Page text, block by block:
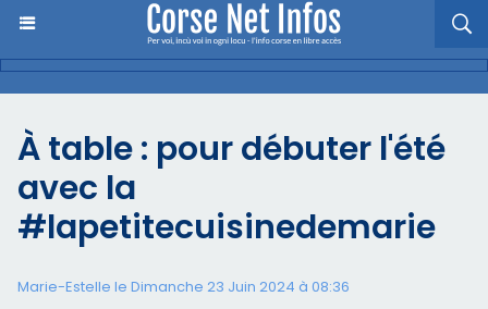
À table : pour débuter l'été
avec la
#lapetitecuisinedemarie
Marie-Estelle le Dimanche 23 Juin 2024 à 08:36